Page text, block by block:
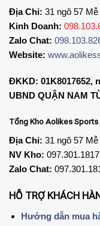
Địa Chỉ: 31 ngõ 57
Kinh Doanh:
Zalo Chat:
Website:
ĐKKD: 01K8017652,
UBND QUẬN NAM
Tổng Kho Aolikes Sports
Địa Chỉ: 31 ngõ 57
NV Kho: 097.301.1817
Zalo Chat:
HỖ TRỢ KHÁCH
Hướng dẫn mua